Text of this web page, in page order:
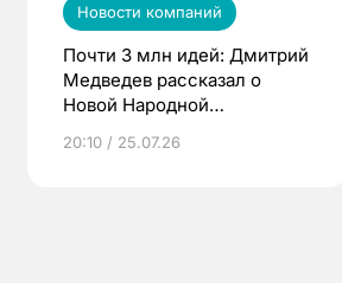
Новости компаний
Почти 3 млн идей: Дмитрий
Медведев рассказал о
Новой Народной
20:10 / 25.07.26